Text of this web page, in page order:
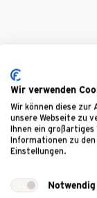
Amtsgericht
Dr. Friedrich
Biozertifiziert
Wir verwenden
Wir können diese zur
unsere Webseite zu
Ihnen ein
Informationen zu
Einstellungen.
Notwendig